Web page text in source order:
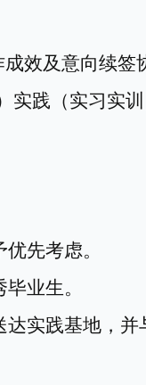
效及意向续签
实践（实习实训
先考虑。
业生。
达实践基地，并